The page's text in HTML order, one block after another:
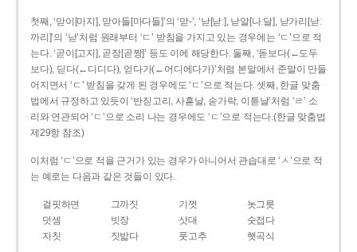
첫째, ‘맏이[마지], 맏아들[마다들]’의 ‘맏-’, ‘낟[낟ː], 낟알[나ː달], 낟가리[낟ː
까리]’의 ‘낟’처럼 원래부터 ‘ㄷ’ 받침을 가지고 있는 경우에는 ‘ㄷ’으로 적
는다. ‘곧이[고지], 곧장[곧짱]’ 등도 이에 해당한다. 둘째, ‘돋보다(←도두
보다), 딛다(←디디다), 얻다가(←어디에다가)’처럼 본말에서 준말이 만들
어지면서 ‘ㄷ’ 받침을 갖게 된 경우에도 ‘ㄷ’으로 적는다. 셋째, 한글 맞춤
법에서 규정하고 있듯이 ‘반짇고리, 사흗날, 숟가락, 이튿날’처럼 ‘ㄹ’ 소
리와 연관되어 ‘ㄷ’으로 소리 나는 경우에도 ‘ㄷ’으로 적는다.(한글 맞춤법
제29항 참조)
이처럼 ‘ㄷ’으로 적을 근거가 있는 경우가 아니어서 관습대로 ‘ㅅ’으로 적
는 예로는 다음과 같은 것들이 있다.
걸핏하면 그까짓 기껏
놋그릇
덧셈
빗장 삿대
숫접다
자칫
짓밟다 풋고추 햇곡식